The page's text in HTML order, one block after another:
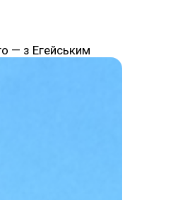
— з Егейським